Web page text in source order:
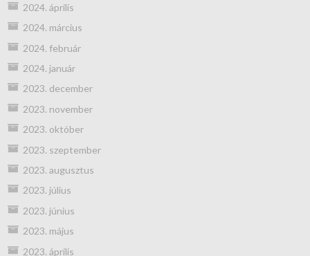
2024. április
2024. március
2024. február
2024. január
2023. december
2023. november
2023. október
2023. szeptember
2023. augusztus
2023. július
2023. június
2023. május
2023. április